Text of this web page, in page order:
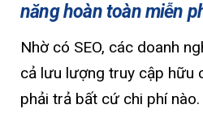
năng hoàn toàn miễn
Nhờ có SEO, các doanh
cả lưu lượng truy cập hữu
phải trả bất cứ chi phí nào.